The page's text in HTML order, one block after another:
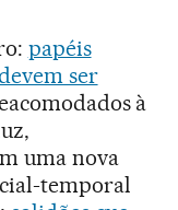
papéis
ser
à
uma nova
temporal